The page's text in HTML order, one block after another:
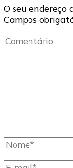
O seu endereço
Campos
Comentário
Nome
completo
E-